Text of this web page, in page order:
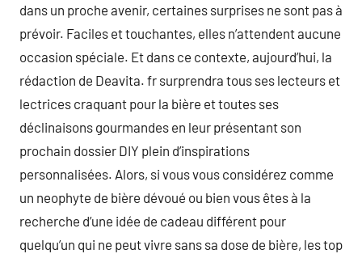
dans un proche avenir, certaines surprises ne sont pas à
prévoir. Faciles et touchantes, elles n’attendent aucune
occasion spéciale. Et dans ce contexte, aujourd’hui, la
rédaction de Deavita. fr surprendra tous ses lecteurs et
lectrices craquant pour la bière et toutes ses
déclinaisons gourmandes en leur présentant son
prochain dossier DIY plein d’inspirations
personnalisées. Alors, si vous vous considérez comme
un neophyte de bière dévoué ou bien vous êtes à la
recherche d’une idée de cadeau différent pour
quelqu’un qui ne peut vivre sans sa dose de bière, les top